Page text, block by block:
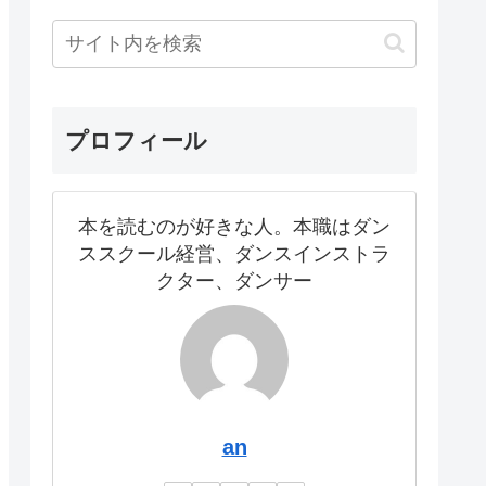
プロフィール
本を読むのが好きな人。本職はダン
ススクール経営、ダンスインストラ
クター、ダンサー
an